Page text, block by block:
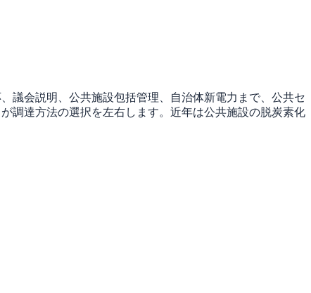
議会説明、公共施設包括管理、自治体新電力まで、公共セ
調達方法の選択を左右します。近年は公共施設の脱炭素化